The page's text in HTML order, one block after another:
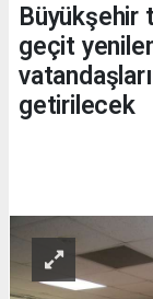
Büyükşehir
geçit
getirilecek